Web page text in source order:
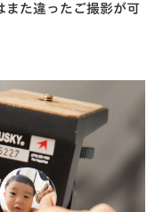
また違ったご撮影が可